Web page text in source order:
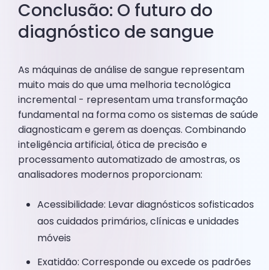
Conclusão: O futuro do
diagnóstico de sangue
As máquinas de análise de sangue representam
muito mais do que uma melhoria tecnológica
incremental - representam uma transformação
fundamental na forma como os sistemas de saúde
diagnosticam e gerem as doenças. Combinando
inteligência artificial, ótica de precisão e
processamento automatizado de amostras, os
analisadores modernos proporcionam:
Acessibilidade: Levar diagnósticos sofisticados
aos cuidados primários, clínicas e unidades
móveis
Exatidão: Corresponde ou excede os padrões